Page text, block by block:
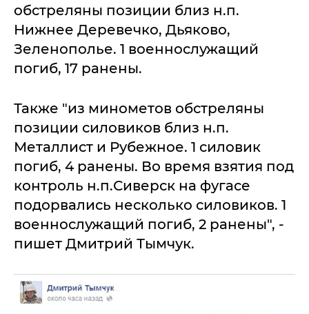
обстреляны позиции близ н.п.
Нижнее Деревечко, Дьяково,
Зеленополье. 1 военнослужащий
погиб, 17 ранены.
Также "из минометов обстреляны
позиции силовиков близ н.п.
Металлист и Рубежное. 1 силовик
погиб, 4 ранены. Во время взятия под
контроль н.п.Сиверск на фугасе
подорвались несколько силовиков. 1
военнослужащий погиб, 2 ранены", -
пишет Дмитрий Тымчук.